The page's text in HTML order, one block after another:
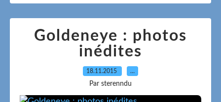
Goldeneye : photos
inédites
18.11.2015 …
Par sterenndu